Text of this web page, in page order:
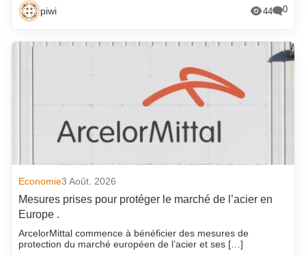
piwi 44 0
Economie3 Août. 2026
Mesures prises pour protéger le marché de l’acier en
Europe .
ArcelorMittal commence à bénéficier des mesures de
protection du marché européen de l’acier et ses […]